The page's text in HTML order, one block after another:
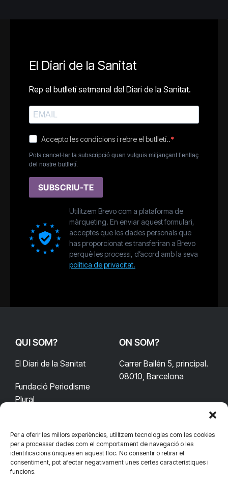
Per a oferir les millors experiències, utilitzem tecnologies com les cookies
per a processar dades com el comportament de navegació o les
identificacions úniques en aquest lloc. No consentir o retirar el
consentiment, pot afectar negativament unes certes característiques i
funcions.
El Diari de la Sanitat
Rep el butlletí setmanal del Diari de la Sanitat.
Accepto les condicions i rebre el butlletí..
Pots cancel·lar la subscripció quan vulguis mitjançant l’enllaç
del nostre butlletí.
SUBSCRIU-TE
Utilitzem Brevo com a plataforma de
màrqueting. En enviar aquest formulari,
acceptes que les dades personals que
has proporcionat es transferiran a Brevo
perquè les processi, d’acord amb la seva
política de privacitat.
QUI SOM?
El Diari de la Sanitat
Fundació Periodisme
Plural
ON SOM?
Carrer Bailén 5, principal.
08010, Barcelona
CONTACTA'NS
redaccio@diarisanitat.cat
CONNECTA